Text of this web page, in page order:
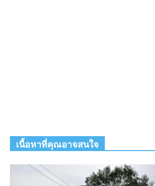
เนื้อหาที่คุณอาจสนใจ